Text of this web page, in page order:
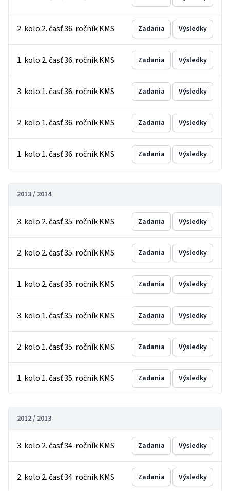
2. kolo 2. časť 36. ročník KMS Zadania Výsledky
1. kolo 2. časť 36. ročník KMS Zadania Výsledky
3. kolo 1. časť 36. ročník KMS Zadania Výsledky
2. kolo 1. časť 36. ročník KMS Zadania Výsledky
1. kolo 1. časť 36. ročník KMS Zadania Výsledky
2013 / 2014
3. kolo 2. časť 35. ročník KMS Zadania Výsledky
2. kolo 2. časť 35. ročník KMS Zadania Výsledky
1. kolo 2. časť 35. ročník KMS Zadania Výsledky
3. kolo 1. časť 35. ročník KMS Zadania Výsledky
2. kolo 1. časť 35. ročník KMS Zadania Výsledky
1. kolo 1. časť 35. ročník KMS Zadania Výsledky
2012 / 2013
3. kolo 2. časť 34. ročník KMS Zadania Výsledky
2. kolo 2. časť 34. ročník KMS Zadania Výsledky